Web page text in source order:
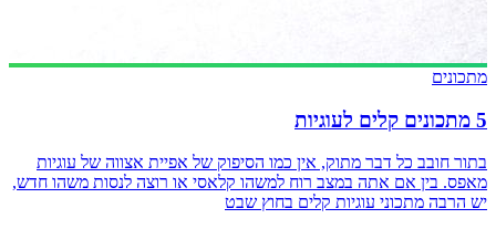
מתכונים
5 מתכונים קלים לעוגיות
בתור חובב כל דבר מתוק, אין כמו הסיפוק של אפיית אצווה של עוגיות
מאפס. בין אם אתה במצב רוח למשהו קלאסי או רוצה לנסות משהו חדש,
יש הרבה מתכוני עוגיות קלים בחוץ שבט